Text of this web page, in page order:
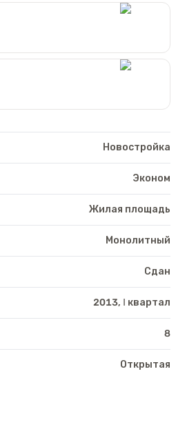
Новостройка
Эконом
Жилая площадь
Монолитный
Сдан
2013, Ⅰ квартал
8
Открытая